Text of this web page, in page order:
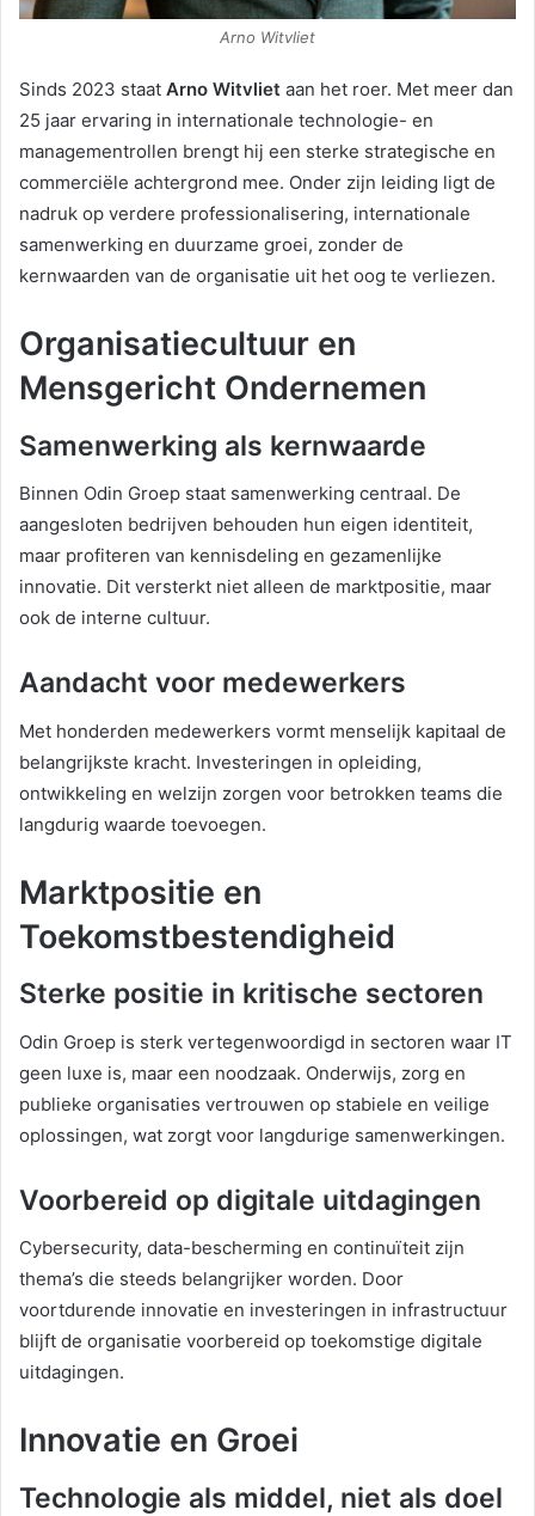
Arno Witvliet
Sinds 2023 staat Arno Witvliet aan het roer. Met meer dan
25 jaar ervaring in internationale technologie- en
managementrollen brengt hij een sterke strategische en
commerciële achtergrond mee. Onder zijn leiding ligt de
nadruk op verdere professionalisering, internationale
samenwerking en duurzame groei, zonder de
kernwaarden van de organisatie uit het oog te verliezen.
Organisatiecultuur en
Mensgericht Ondernemen
Samenwerking als kernwaarde
Binnen Odin Groep staat samenwerking centraal. De
aangesloten bedrijven behouden hun eigen identiteit,
maar profiteren van kennisdeling en gezamenlijke
innovatie. Dit versterkt niet alleen de marktpositie, maar
ook de interne cultuur.
Aandacht voor medewerkers
Met honderden medewerkers vormt menselijk kapitaal de
belangrijkste kracht. Investeringen in opleiding,
ontwikkeling en welzijn zorgen voor betrokken teams die
langdurig waarde toevoegen.
Marktpositie en
Toekomstbestendigheid
Sterke positie in kritische sectoren
Odin Groep is sterk vertegenwoordigd in sectoren waar IT
geen luxe is, maar een noodzaak. Onderwijs, zorg en
publieke organisaties vertrouwen op stabiele en veilige
oplossingen, wat zorgt voor langdurige samenwerkingen.
Voorbereid op digitale uitdagingen
Cybersecurity, data-bescherming en continuïteit zijn
thema’s die steeds belangrijker worden. Door
voortdurende innovatie en investeringen in infrastructuur
blijft de organisatie voorbereid op toekomstige digitale
uitdagingen.
Innovatie en Groei
Technologie als middel, niet als doel